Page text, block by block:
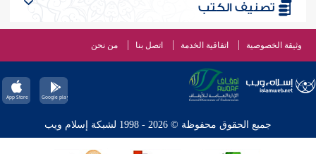
تصنيف الكتب
وثيقة الخصوصية اتفاقية الخدمة اتصل بنا من نحن
جميع الحقوق محفوظة © 2026 - 1998 لشبكة إسلام ويب